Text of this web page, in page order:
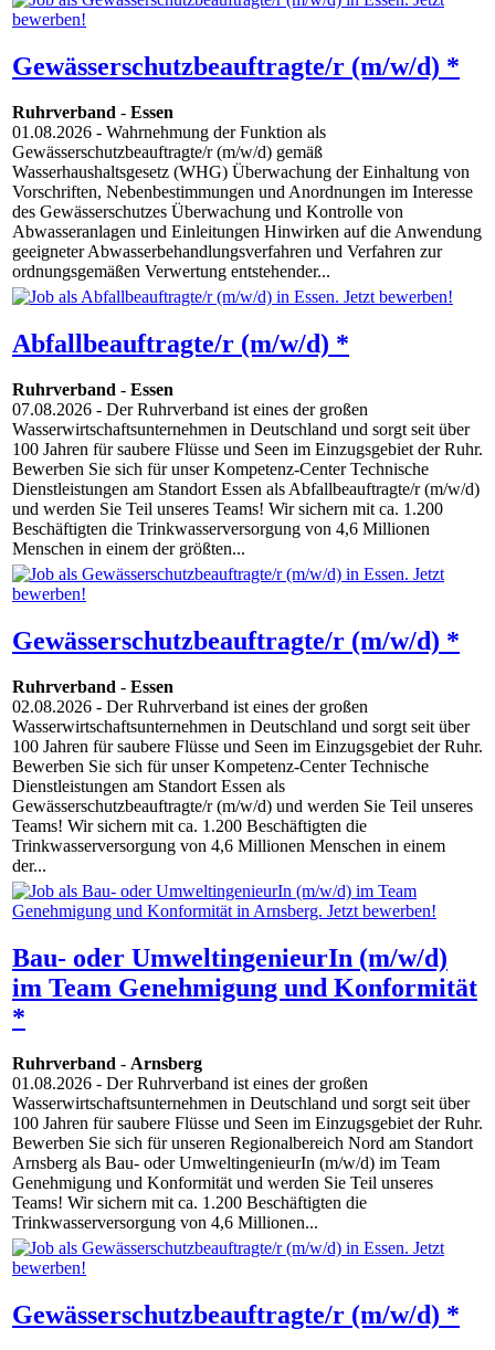
Gewässerschutzbeauftragte/r (m/w/d) *
Ruhrverband - Essen
01.08.2026 - Wahrnehmung der Funktion als
Gewässerschutzbeauftragte/r (m/w/d) gemäß
Wasserhaushaltsgesetz (WHG) Überwachung der Einhaltung von
Vorschriften, Nebenbestimmungen und Anordnungen im Interesse
des Gewässerschutzes Überwachung und Kontrolle von
Abwasseranlagen und Einleitungen Hinwirken auf die Anwendung
geeigneter Abwasserbehandlungsverfahren und Verfahren zur
ordnungsgemäßen Verwertung entstehender...
Abfallbeauftragte/r (m/w/d) *
Ruhrverband - Essen
07.08.2026 - Der Ruhrverband ist eines der großen
Wasserwirtschaftsunternehmen in Deutschland und sorgt seit über
100 Jahren für saubere Flüsse und Seen im Einzugsgebiet der Ruhr.
Bewerben Sie sich für unser Kompetenz-Center Technische
Dienstleistungen am Standort Essen als Abfallbeauftragte/r (m/w/d)
und werden Sie Teil unseres Teams! Wir sichern mit ca. 1.200
Beschäftigten die Trinkwasserversorgung von 4,6 Millionen
Menschen in einem der größten...
Gewässerschutzbeauftragte/r (m/w/d) *
Ruhrverband - Essen
02.08.2026 - Der Ruhrverband ist eines der großen
Wasserwirtschaftsunternehmen in Deutschland und sorgt seit über
100 Jahren für saubere Flüsse und Seen im Einzugsgebiet der Ruhr.
Bewerben Sie sich für unser Kompetenz-Center Technische
Dienstleistungen am Standort Essen als
Gewässerschutzbeauftragte/r (m/w/d) und werden Sie Teil unseres
Teams! Wir sichern mit ca. 1.200 Beschäftigten die
Trinkwasserversorgung von 4,6 Millionen Menschen in einem
der...
Bau- oder UmweltingenieurIn (m/w/d)
im Team Genehmigung und Konformität
*
Ruhrverband - Arnsberg
01.08.2026 - Der Ruhrverband ist eines der großen
Wasserwirtschaftsunternehmen in Deutschland und sorgt seit über
100 Jahren für saubere Flüsse und Seen im Einzugsgebiet der Ruhr.
Bewerben Sie sich für unseren Regionalbereich Nord am Standort
Arnsberg als Bau- oder UmweltingenieurIn (m/w/d) im Team
Genehmigung und Konformität und werden Sie Teil unseres
Teams! Wir sichern mit ca. 1.200 Beschäftigten die
Trinkwasserversorgung von 4,6 Millionen...
Gewässerschutzbeauftragte/r (m/w/d) *